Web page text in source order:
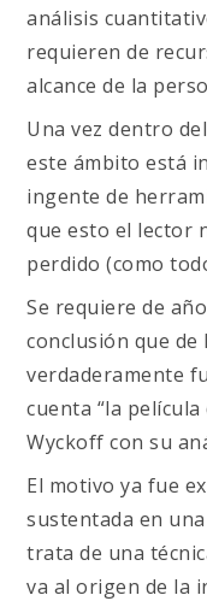
análisis
requieren de
alcance de la
Una vez dentro
este ámbito está
ingente de
que esto el lector
perdido (como
Se requiere de
conclusión que
verdaderamente
cuenta “la
Wyckoff con su
El motivo ya fue
sustentada en una
trata de una
va al origen de la